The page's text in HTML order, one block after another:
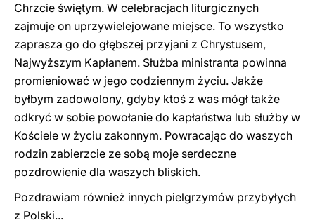
Chrzcie świętym. W celebracjach liturgicznych
zajmuje on uprzywielejowane miejsce. To wszystko
zaprasza go do głębszej przyjani z Chrystusem,
Najwyższym Kapłanem. Służba ministranta powinna
promieniować w jego codziennym życiu. Jakże
byłbym zadowolony, gdyby ktoś z was mógł także
odkryć w sobie powołanie do kapłaństwa lub służby w
Kościele w życiu zakonnym. Powracając do waszych
rodzin zabierzcie ze sobą moje serdeczne
pozdrowienie dla waszych bliskich.
Pozdrawiam również innych pielgrzymów przybyłych
z Polski...